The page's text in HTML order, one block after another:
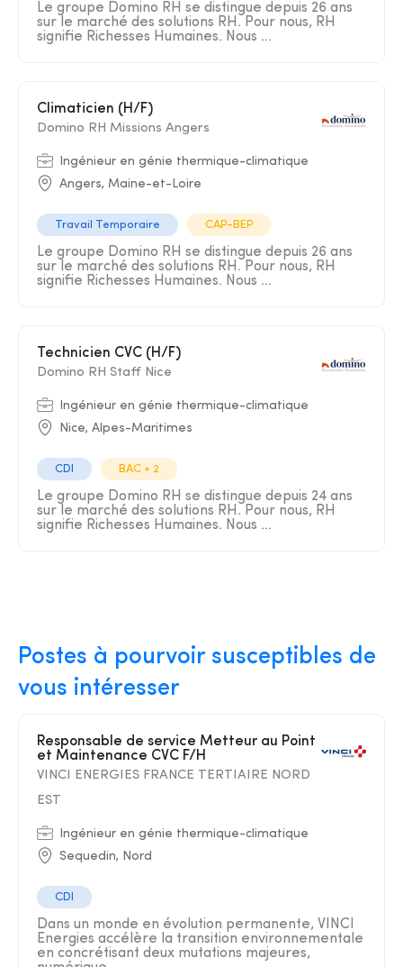
Le groupe Domino RH se distingue depuis 26 ans
sur le marché des solutions RH. Pour nous, RH
signifie Richesses Humaines. Nous ...
Climaticien (H/F)
Domino RH Missions Angers
Ingénieur en génie thermique-climatique
Angers, Maine-et-Loire
Travail Temporaire CAP-BEP
Le groupe Domino RH se distingue depuis 26 ans
sur le marché des solutions RH. Pour nous, RH
signifie Richesses Humaines. Nous ...
Technicien CVC (H/F)
Domino RH Staff Nice
Ingénieur en génie thermique-climatique
Nice, Alpes-Maritimes
CDI BAC + 2
Le groupe Domino RH se distingue depuis 24 ans
sur le marché des solutions RH. Pour nous, RH
signifie Richesses Humaines. Nous ...
Postes à pourvoir susceptibles de
vous intéresser
Responsable de service Metteur au Point
et Maintenance CVC F/H
VINCI ENERGIES FRANCE TERTIAIRE NORD
EST
Ingénieur en génie thermique-climatique
Sequedin, Nord
CDI
Dans un monde en évolution permanente, VINCI
Energies accélère la transition environnementale
en concrétisant deux mutations majeures,